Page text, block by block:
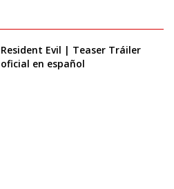
Resident Evil | Teaser Tráiler
oficial en español